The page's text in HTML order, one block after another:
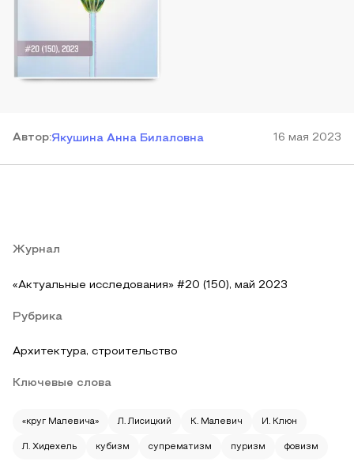
Автор:Якушина Анна Билаловна 16 мая 2023
Журнал
«Актуальные исследования» #20 (150), май 2023
Рубрика
Архитектура, строительство
Ключевые слова
«круг Малевича» Л. Лисицкий К. Малевич И. Клюн
Л. Хидехель кубизм супрематизм пуризм фовизм